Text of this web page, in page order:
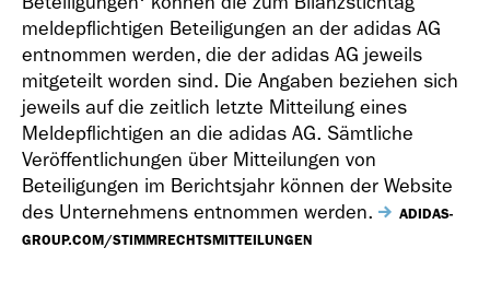
meldepflichtigen Beteiligungen an der adidas AG
entnommen werden, die der adidas AG jeweils
mitgeteilt worden sind. Die Angaben beziehen sich
jeweils auf die zeitlich letzte Mitteilung eines
Meldepflichtigen an die adidas AG. Sämtliche
Veröffentlichungen über Mitteilungen von
Beteiligungen im Berichtsjahr können der Website
des Unternehmens entnommen werden.
ADIDAS-
GROUP.COM/STIMMRECHTSMITTEILUNGEN